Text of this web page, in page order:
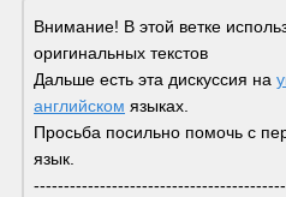
Внимание! В этой ветке
оригинальных текстов
Дальше есть эта дискуссия на
английском языках.
Просьба посильно помочь с
язык.